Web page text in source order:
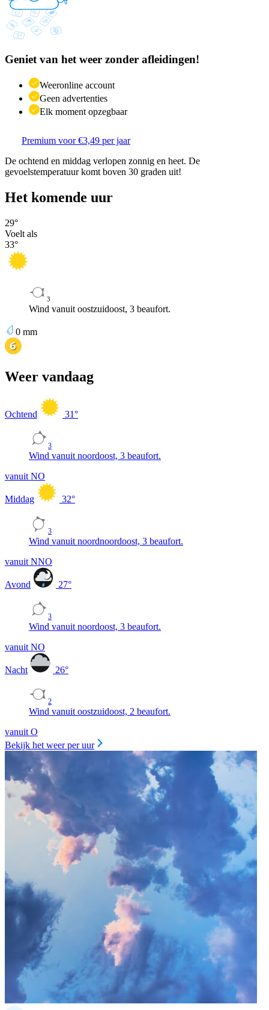
Geniet van het weer zonder afleidingen!
Weeronline account
Geen advertenties
Elk moment opzegbaar
Premium voor €3,49 per jaar
De ochtend en middag verlopen zonnig en heet. De
gevoelstemperatuur komt boven 30 graden uit!
Het komende uur
29°
Voelt als
33°
3
Wind vanuit oostzuidoost, 3 beaufort.
0 mm
Weer vandaag
Ochtend 31°
3
Wind vanuit noordoost, 3 beaufort.
vanuit NO
Middag 32°
3
Wind vanuit noordnoordoost, 3 beaufort.
vanuit NNO
Avond 27°
3
Wind vanuit noordoost, 3 beaufort.
vanuit NO
Nacht 26°
2
Wind vanuit oostzuidoost, 2 beaufort.
vanuit O
Bekijk het weer per uur